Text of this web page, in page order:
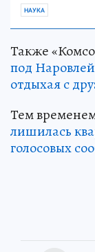
НАУКА
Также
под
отдыхая с
Тем
лишилась
голосовых